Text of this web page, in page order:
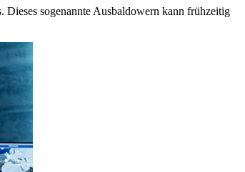
sogenannte Ausbaldowern kann frühzeitig